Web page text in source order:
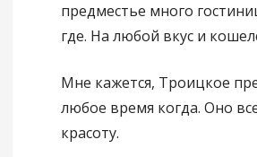
предместье много
где. На любой вкус и
Мне кажется, Троицкое
любое время когда. Оно
красоту.